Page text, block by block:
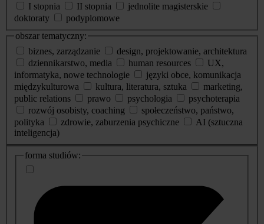
I stopnia
II stopnia
jednolite magisterskie
doktoraty
podyplomowe
obszar tematyczny:
biznes, zarządzanie
design, projektowanie, architektura
dziennikarstwo, media
human resources
UX,
informatyka, nowe technologie
języki obce, komunikacja
międzykulturowa
kultura, literatura, sztuka
marketing,
public relations
prawo psychologia
psychoterapia
rozwój osobisty, coaching
społeczeństwo, państwo,
polityka
zdrowie, zaburzenia psychiczne
AI (sztuczna
inteligencja)
dodatkowe
informacje
forma studiów: